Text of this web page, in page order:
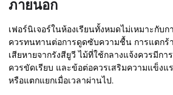
ภายนอก
เฟอร์นิเจอร์ในห้องเรียนทั้งหมดไม่เหมาะกับ
ควรทนทานต่อการดูดซับความชื้น การแตกร้
เสียหายจากรังสียูวี ไม้ที่ใช้กลางแจ้งควรมีก
ควรขัดเรียบ และข้อต่อควรเสริมความแข็งแ
หรือแตกแยกเมื่อเวลาผ่านไป.